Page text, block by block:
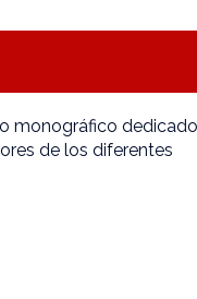
monográfico
de los diferentes